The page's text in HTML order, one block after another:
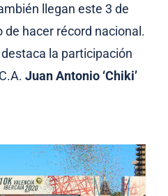
llegan este 3 de
hacer récord nacional.
la participación
Juan Antonio ‘Chiki’